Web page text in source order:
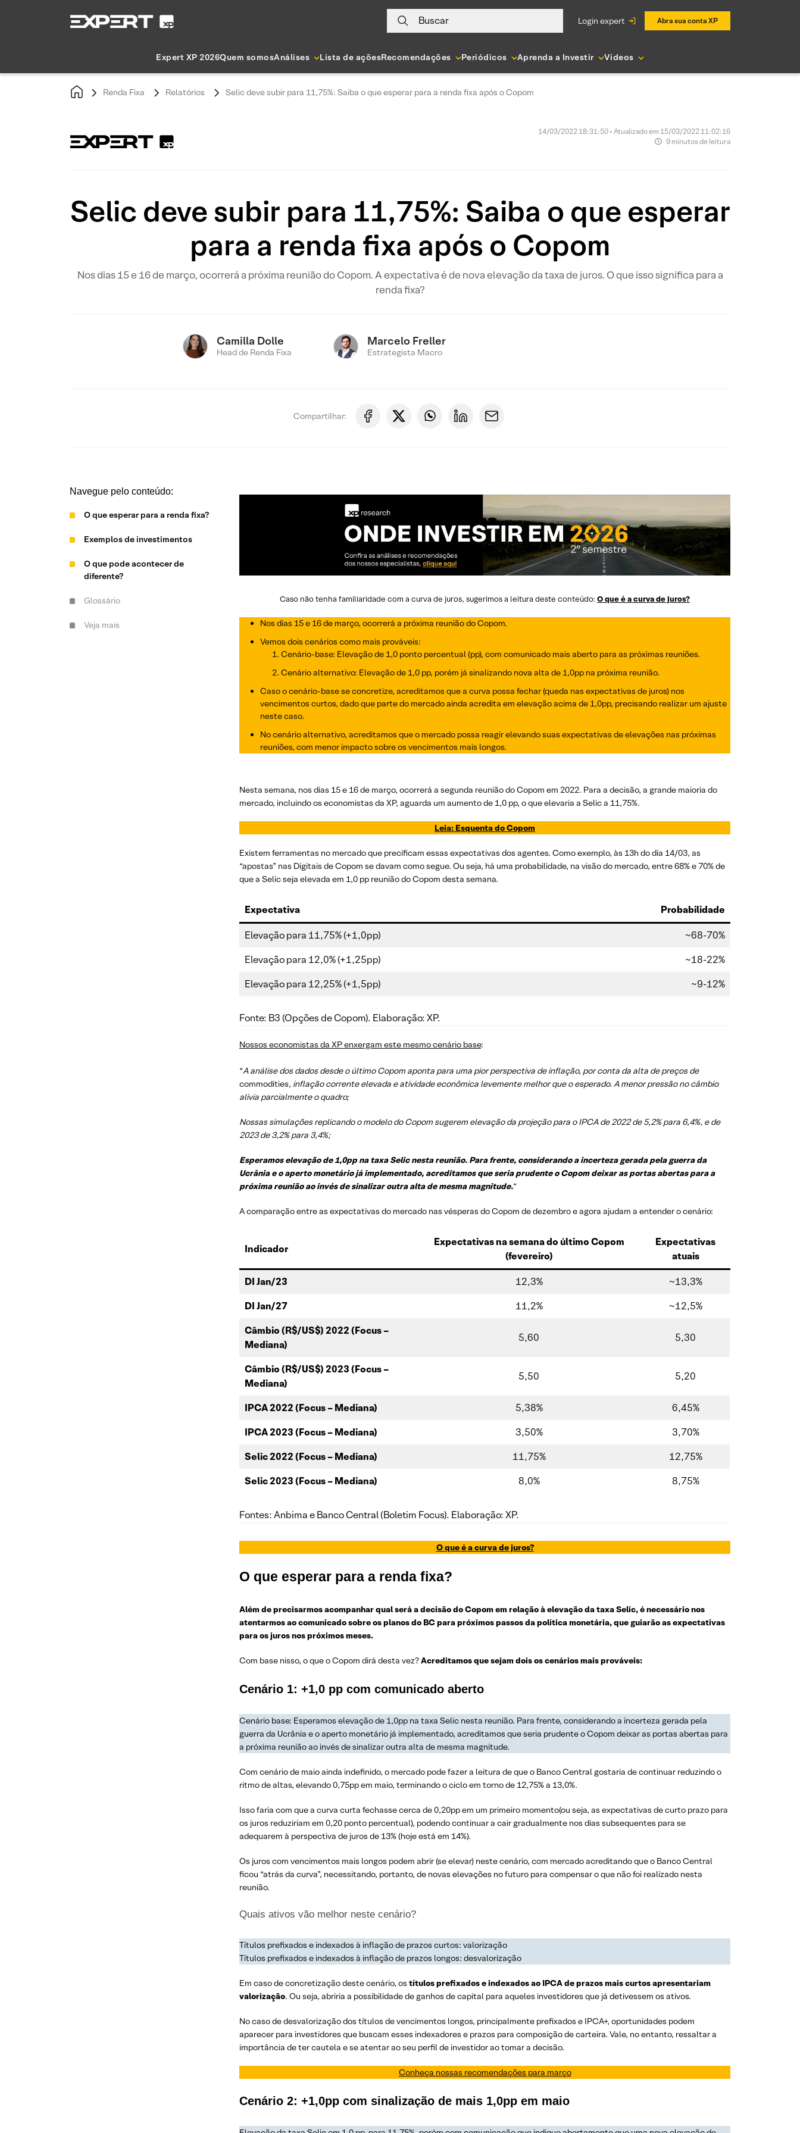
Buscar login expert Abra sua conta XP
Expert XP 2026Quem somosAnálises Lista de açõesRecomendações Periódicos Aprenda a Investir Vídeos
Renda Fixa Relatórios Selic deve subir para 11,75%: Saiba o que esperar para a renda fixa após o Copom
14/03/2022 18:31:50 • Atualizado em 15/03/2022 11:02:16
9 minutos de leitura
Selic deve subir para 11,75%: Saiba o que esperar
para a renda fixa após o Copom
Nos dias 15 e 16 de março, ocorrerá a próxima reunião do Copom. A expectativa é de nova elevação da taxa de juros. O que isso significa para a
renda fixa?
Camilla Dolle
Head de Renda Fixa
Marcelo Freller
Estrategista Macro
Compartilhar:
Navegue pelo conteúdo:
O que esperar para a renda fixa?
Exemplos de investimentos
O que pode acontecer de
diferente?
Glossário
Veja mais
Caso não tenha familiaridade com a curva de juros, sugerimos a leitura deste conteúdo: O que é a curva de juros?
Nos dias 15 e 16 de março, ocorrerá a próxima reunião do Copom.
Vemos dois cenários como mais prováveis:
Cenário-base: Elevação de 1,0 ponto percentual (pp), com comunicado mais aberto para as próximas reuniões.
Cenário alternativo: Elevação de 1,0 pp, porém já sinalizando nova alta de 1,0pp na próxima reunião.
Caso o cenário-base se concretize, acreditamos que a curva possa fechar (queda nas expectativas de juros) nos
vencimentos curtos, dado que parte do mercado ainda acredita em elevação acima de 1,0pp, precisando realizar um ajuste
neste caso.
No cenário alternativo, acreditamos que o mercado possa reagir elevando suas expectativas de elevações nas próximas
reuniões, com menor impacto sobre os vencimentos mais longos.
Nesta semana, nos dias 15 e 16 de março, ocorrerá a segunda reunião do Copom em 2022. Para a decisão, a grande maioria do
mercado, incluindo os economistas da XP, aguarda um aumento de 1,0 pp, o que elevaria a Selic a 11,75%.
Leia: Esquenta do Copom
Existem ferramentas no mercado que precificam essas expectativas dos agentes. Como exemplo, às 13h do dia 14/03, as
“apostas” nas Digitais de Copom se davam como segue. Ou seja, há uma probabilidade, na visão do mercado, entre 68% e 70% de
que a Selic seja elevada em 1,0 pp reunião do Copom desta semana.
Expectativa Probabilidade
Elevação para 11,75% (+1,0pp)
~68-70%
Elevação para 12,0% (+1,25pp)
~18-22%
Elevação para 12,25% (+1,5pp)
~9-12%
Fonte: B3 (Opções de Copom). Elaboração: XP.
Nossos economistas da XP enxergam este mesmo cenário base:
“A análise dos dados desde o último Copom aponta para uma pior perspectiva de inflação, por conta da alta de preços de
commodities, inflação corrente elevada e atividade econômica levemente melhor que o esperado. A menor pressão no câmbio
alivia parcialmente o quadro;
Nossas simulações replicando o modelo do Copom sugerem elevação da projeção para o IPCA de 2022 de 5,2% para 6,4%, e de
2023 de 3,2% para 3,4%;
Esperamos elevação de 1,0pp na taxa Selic nesta reunião. Para frente, considerando a incerteza gerada pela guerra da
Ucrânia e o aperto monetário já implementado, acreditamos que seria prudente o Copom deixar as portas abertas para a
próxima reunião ao invés de sinalizar outra alta de mesma magnitude.“
A comparação entre as expectativas do mercado nas vésperas do Copom de dezembro e agora ajudam a entender o cenário:
Indicador
Expectativas na semana do último Copom
(fevereiro)
Expectativas
atuais
DI Jan/23 12,3%
~13,3%
DI Jan/27
11,2%
~12,5%
Câmbio (R$/US$) 2022 (Focus –
Mediana)
5,60 5,30
Câmbio (R$/US$) 2023 (Focus –
Mediana)
5,50 5,20
IPCA 2022 (Focus – Mediana) 5,38%
6,45%
IPCA 2023 (Focus – Mediana)
3,50%
3,70%
Selic 2022 (Focus – Mediana)
11,75%
12,75%
Selic 2023 (Focus – Mediana)
8,0% 8,75%
Fontes: Anbima e Banco Central (Boletim Focus). Elaboração: XP.
O que é a curva de juros?
O que esperar para a renda fixa?
Além de precisarmos acompanhar qual será a decisão do Copom em relação à elevação da taxa Selic, é necessário nos
atentarmos ao comunicado sobre os planos do BC para próximos passos da política monetária, que guiarão as expectativas
para os juros nos próximos meses.
Com base nisso, o que o Copom dirá desta vez?Acreditamos que sejam dois os cenários mais prováveis:
Cenário 1: +1,0 pp com comunicado aberto
Cenário base: Esperamos elevação de 1,0pp na taxa Selic nesta reunião. Para frente, considerando a incerteza gerada pela
guerra da Ucrânia e o aperto monetário já implementado, acreditamos que seria prudente o Copom deixar as portas abertas para
a próxima reunião ao invés de sinalizar outra alta de mesma magnitude.
Com cenário de maio ainda indefinido, o mercado pode fazer a leitura de que o Banco Central gostaria de continuar reduzindo o
ritmo de altas, elevando 0,75pp em maio, terminando o ciclo em torno de 12,75% a 13,0%.
Isso faria com que a curva curta fechasse cerca de 0,20pp em um primeiro momento(ou seja, as expectativas de curto prazo para
os juros reduziriam em 0,20 ponto percentual), podendo continuar a cair gradualmente nos dias subsequentes para se
adequarem à perspectiva de juros de 13% (hoje está em 14%).
Os juros com vencimentos mais longos podem abrir (se elevar) neste cenário, com mercado acreditando que o Banco Central
ficou “atrás da curva”, necessitando, portanto, de novas elevações no futuro para compensar o que não foi realizado nesta
reunião.
Quais ativos vão melhor neste cenário?
Títulos prefixados e indexados à inflação de prazos curtos: valorização
Títulos prefixados e indexados à inflação de prazos longos: desvalorização
Em caso de concretização deste cenário, os títulos prefixados e indexados ao IPCAde prazos mais curtos apresentariam
valorização. Ou seja, abriria a possibilidade de ganhos de capital para aqueles investidores que já detivessem os ativos.
No caso de desvalorização dos títulos de vencimentos longos, principalmente prefixados e IPCA+, oportunidades podem
aparecer para investidores que buscam esses indexadores e prazos para composição de carteira. Vale, no entanto, ressaltar a
importância de ter cautela e se atentar ao seu perfil de investidor ao tomar a decisão.
Conheça nossas recomendações para março
Cenário 2: +1,0pp com sinalização de mais 1,0pp em maio